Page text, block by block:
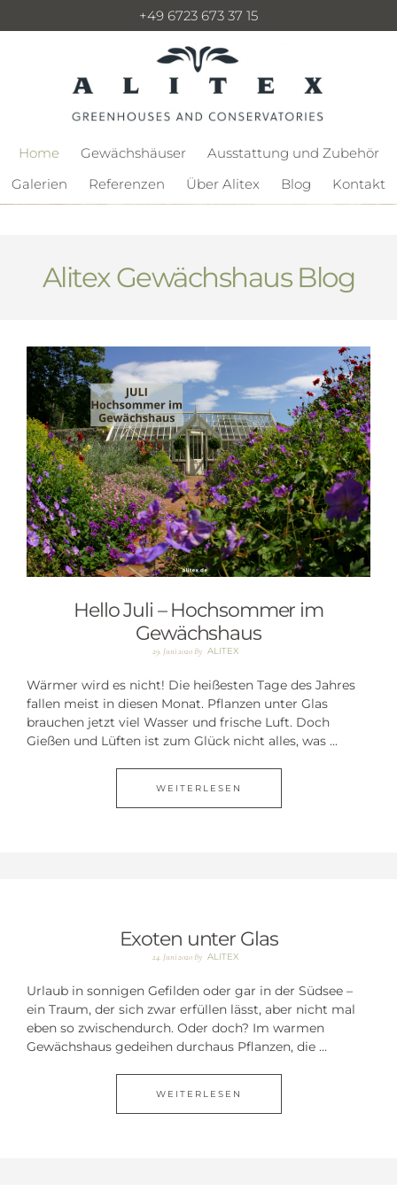
+49 6723 673 37 15
Home Gewächshäuser
Ausstattung und Zubehör
Galerien
Referenzen Über Alitex Blog Kontakt
Alitex Gewächshaus Blog
Hello Juli – Hochsommer im
Gewächshaus
29. Juni 2020By ALITEX
Wärmer wird es nicht! Die heißesten Tage des Jahres
fallen meist in diesen Monat. Pflanzen unter Glas
brauchen jetzt viel Wasser und frische Luft. Doch
Gießen und Lüften ist zum Glück nicht alles, was ...
WEITERLESEN
Exoten unter Glas
24. Juni 2020By ALITEX
Urlaub in sonnigen Gefilden oder gar in der Südsee –
ein Traum, der sich zwar erfüllen lässt, aber nicht mal
eben so zwischendurch. Oder doch? Im warmen
Gewächshaus gedeihen durchaus Pflanzen, die ...
WEITERLESEN